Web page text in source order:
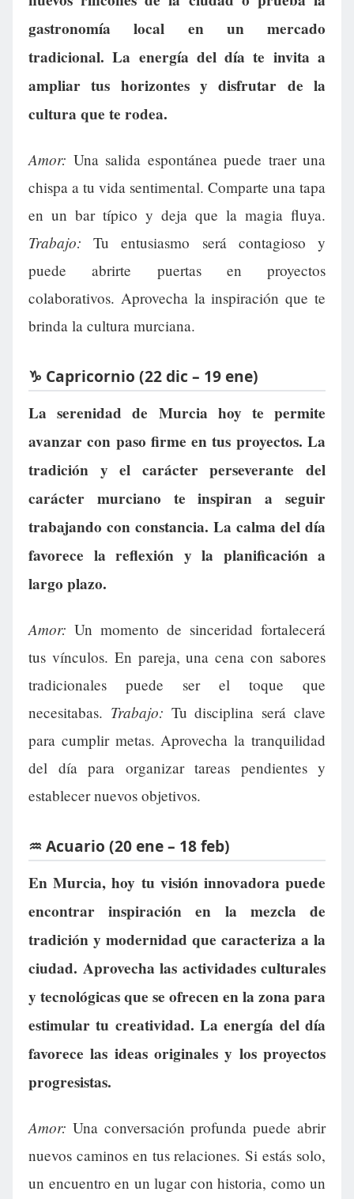
gastronomía local en un mercado
tradicional. La energía del día te invita a
ampliar tus horizontes y disfrutar de la
cultura que te rodea.
Amor: Una salida espontánea puede traer una
chispa a tu vida sentimental. Comparte una tapa
en un bar típico y deja que la magia fluya.
Trabajo: Tu entusiasmo será contagioso y
puede abrirte puertas en proyectos
colaborativos. Aprovecha la inspiración que te
brinda la cultura murciana.
♑ Capricornio (22 dic – 19 ene)
La serenidad de Murcia hoy te permite
avanzar con paso firme en tus proyectos. La
tradición y el carácter perseverante del
carácter murciano te inspiran a seguir
trabajando con constancia. La calma del día
favorece la reflexión y la planificación a
largo plazo.
Amor: Un momento de sinceridad fortalecerá
tus vínculos. En pareja, una cena con sabores
tradicionales puede ser el toque que
necesitabas. Trabajo: Tu disciplina será clave
para cumplir metas. Aprovecha la tranquilidad
del día para organizar tareas pendientes y
establecer nuevos objetivos.
♒ Acuario (20 ene – 18 feb)
En Murcia, hoy tu visión innovadora puede
encontrar inspiración en la mezcla de
tradición y modernidad que caracteriza a la
ciudad. Aprovecha las actividades culturales
y tecnológicas que se ofrecen en la zona para
estimular tu creatividad. La energía del día
favorece las ideas originales y los proyectos
progresistas.
Amor: Una conversación profunda puede abrir
nuevos caminos en tus relaciones. Si estás solo,
un encuentro en un lugar con historia, como un